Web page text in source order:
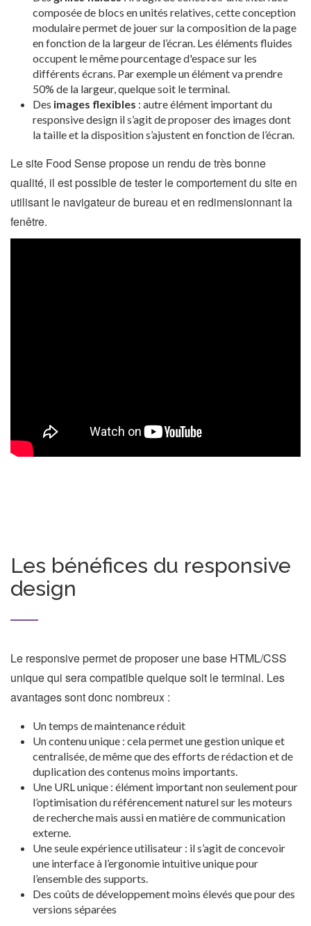
composée de blocs en unités relatives, cette conception
modulaire permet de jouer sur la composition de la page
en fonction de la largeur de l’écran. Les éléments fluides
occupent le même pourcentage d'espace sur les
différents écrans. Par exemple un élément va prendre
50% de la largeur, quelque soit le terminal.
Des images flexibles : autre élément important du
responsive design il s’agit de proposer des images dont
la taille et la disposition s’ajustent en fonction de l’écran.
Le site Food Sense propose un rendu de très bonne
qualité, il est possible de tester le comportement du site en
utilisant le navigateur de bureau et en redimensionnant la
fenêtre.
Les bénéfices du responsive
design
Le responsive permet de proposer une base HTML/CSS
unique qui sera compatible quelque soit le terminal. Les
avantages sont donc nombreux :
Un temps de maintenance réduit
Un contenu unique : cela permet une gestion unique et
centralisée, de même que des efforts de rédaction et de
duplication des contenus moins importants.
Une URL unique : élément important non seulement pour
l’optimisation du référencement naturel sur les moteurs
de recherche mais aussi en matière de communication
externe.
Une seule expérience utilisateur : il s’agit de concevoir
une interface à l’ergonomie intuitive unique pour
l’ensemble des supports.
Des coûts de développement moins élevés que pour des
versions séparées